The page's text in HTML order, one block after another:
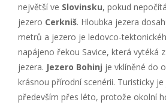
největší ve Slovinsku, pokud
jezero Cerkniš. Hloubka jezera
metrů a jezero je ledovco-
napájeno řekou Savice, která vytéká
jezera. Jezero Bohinj je vklíněné do
krásnou přírodní scenérii. Turisticky
především přes léto, protože okolní